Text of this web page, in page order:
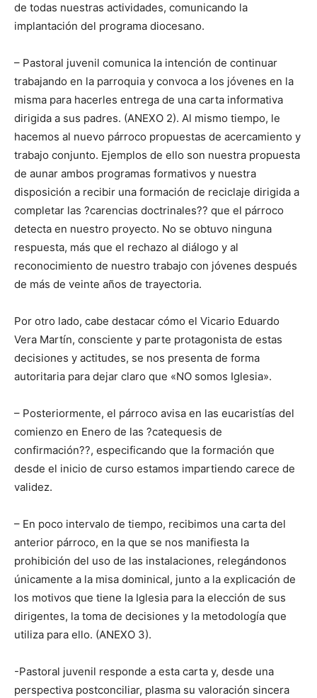
de todas nuestras actividades, comunicando la
implantación del programa diocesano.
– Pastoral juvenil comunica la intención de continuar
trabajando en la parroquia y convoca a los jóvenes en la
misma para hacerles entrega de una carta informativa
dirigida a sus padres. (ANEXO 2). Al mismo tiempo, le
hacemos al nuevo párroco propuestas de acercamiento y
trabajo conjunto. Ejemplos de ello son nuestra propuesta
de aunar ambos programas formativos y nuestra
disposición a recibir una formación de reciclaje dirigida a
completar las ?carencias doctrinales?? que el párroco
detecta en nuestro proyecto. No se obtuvo ninguna
respuesta, más que el rechazo al diálogo y al
reconocimiento de nuestro trabajo con jóvenes después
de más de veinte años de trayectoria.
Por otro lado, cabe destacar cómo el Vicario Eduardo
Vera Martín, consciente y parte protagonista de estas
decisiones y actitudes, se nos presenta de forma
autoritaria para dejar claro que «NO somos Iglesia».
– Posteriormente, el párroco avisa en las eucaristías del
comienzo en Enero de las ?catequesis de
confirmación??, especificando que la formación que
desde el inicio de curso estamos impartiendo carece de
validez.
– En poco intervalo de tiempo, recibimos una carta del
anterior párroco, en la que se nos manifiesta la
prohibición del uso de las instalaciones, relegándonos
únicamente a la misa dominical, junto a la explicación de
los motivos que tiene la Iglesia para la elección de sus
dirigentes, la toma de decisiones y la metodología que
utiliza para ello. (ANEXO 3).
-Pastoral juvenil responde a esta carta y, desde una
perspectiva postconciliar, plasma su valoración sincera